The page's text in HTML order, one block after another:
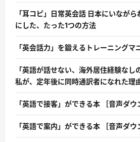
「耳コピ」日常英会話 日本にいなが
にした、たった1つの方法
「英会話力」を鍛えるトレーニングマ
「英語が話せない、海外居住経験なし
私が、定年後に同時通訳者になれた理
「英語で接客」ができる本 ［音声ダウ
「英語で案内」ができる本 ［音声ダウ